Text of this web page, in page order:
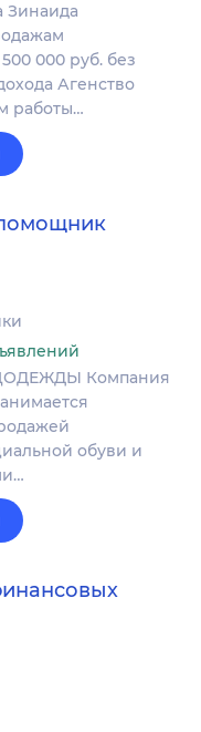
Зинаида
000 руб. без
Агенство
работы…
Компания
обуви и